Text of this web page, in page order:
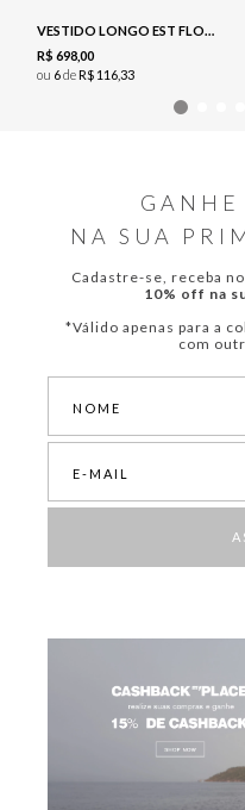
VESTIDO LONGO EST FLORAL - NAVY
R$ 69800
ou 6deR$ 11633
GANHE
NA SUA
Cadastre-se, receba
10% off na
*Válido apenas para a
com